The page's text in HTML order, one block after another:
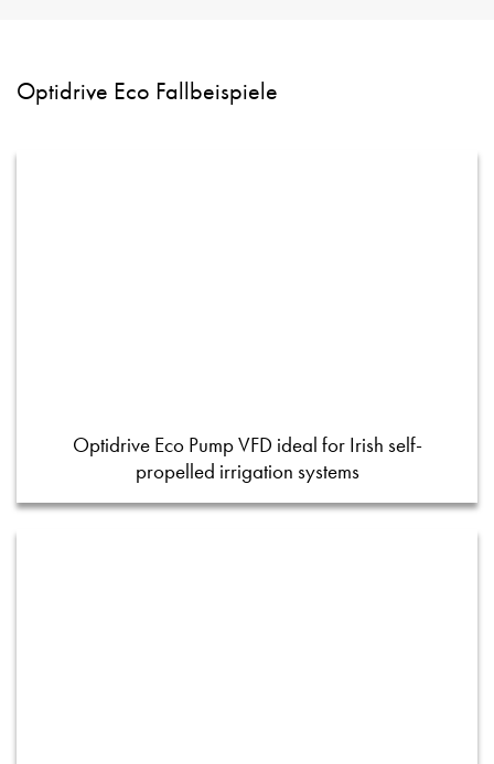
Optidrive Eco Fallbeispiele
Optidrive Eco Pump VFD ideal for Irish self-
propelled irrigation systems